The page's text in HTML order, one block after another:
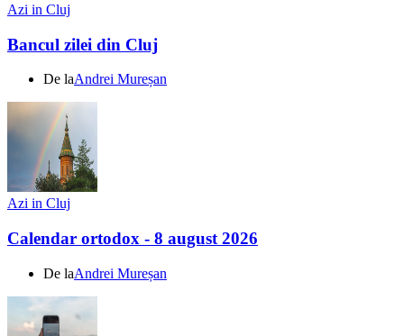
Azi in Cluj
Bancul zilei din Cluj
De laAndrei Mureșan
Azi in Cluj
Calendar ortodox - 8 august 2026
De laAndrei Mureșan